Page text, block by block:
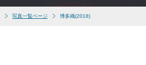
写真一覧ページ 博多織(2018)